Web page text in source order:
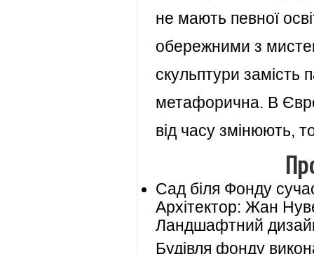
не мають певної
обережними з
скульптури замість
метафорична. В
від часу змінюють,
Сад біля Фонду
Архітектор: Жан
Ландшафтний
Будівля фонду